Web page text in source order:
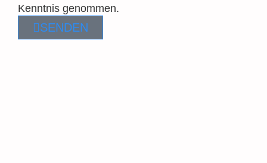
Kenntnis genommen.
SENDEN